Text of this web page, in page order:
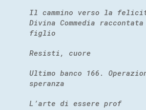
Il cammino verso la
Divina Commedia
figlio
Resisti, cuore
Ultimo banco 166.
speranza
L’arte di essere prof